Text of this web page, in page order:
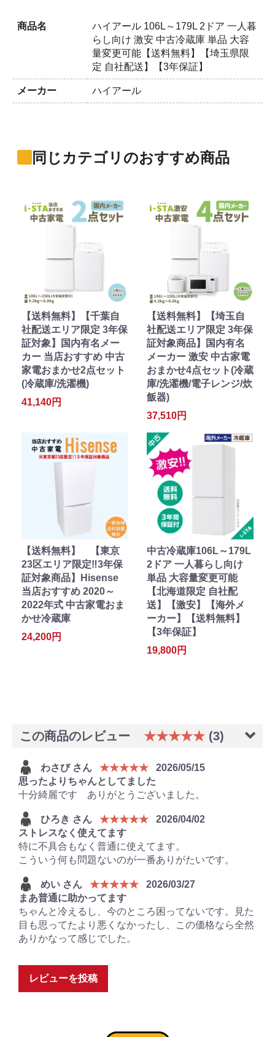
商品名
ハイアール 106L～179L 2ドア 一人暮
らし向け 激安 中古冷蔵庫 単品 大容
量変更可能【送料無料】【埼玉県限
定 自社配送】【3年保証】
メーカー ハイアール
同じカテゴリのおすすめ商品
【送料無料】【千葉自
社配送エリア限定 3年保
証対象】国内有名メー
カー 当店おすすめ 中古
家電おまかせ2点セット
(冷蔵庫/洗濯機)
41,140円
【送料無料】【埼玉自
社配送エリア限定 3年保
証対象商品】国内有名
メーカー 激安 中古家電
おまかせ4点セット(冷蔵
庫/洗濯機/電子レンジ/炊
飯器)
37,510円
【送料無料】 【東京
23区エリア限定‼3年保
証対象商品】Hisense
当店おすすめ 2020～
2022年式 中古家電おま
かせ冷蔵庫
24,200円
中古冷蔵庫106L～179L
2ドア 一人暮らし向け
単品 大容量変更可能
【北海道限定 自社配
送】【激安】【海外メ
ーカー】【送料無料】
【3年保証】
19,800円
この商品のレビュー ★★★★★ (3)
わさび さん ★★★★★
2026/05/15
思ったよりちゃんとしてました
十分綺麗です ありがとうございました。
ひろき さん ★★★★★
2026/04/02
ストレスなく使えてます
特に不具合もなく普通に使えてます。
こういう何も問題ないのが一番ありがたいです。
めい さん ★★★★★
2026/03/27
まあ普通に助かってます
ちゃんと冷えるし、今のところ困ってないです。見た
目も思ってたより悪くなかったし、この価格なら全然
ありかなって感じでした。
レビューを投稿